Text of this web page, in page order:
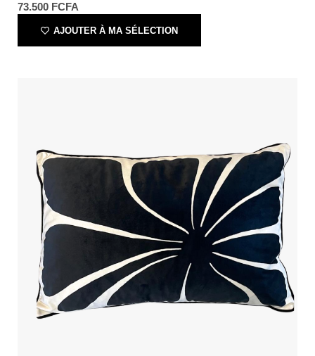
73.500 FCFA
AJOUTER À MA SÉLECTION